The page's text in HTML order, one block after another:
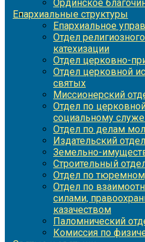
Ординское
Епархиальные структуры
Епархиальное
Отдел
катехизации
Отдел церковно-
Отдел церковной
святых
Миссионерский
Отдел по
социальному
Отдел по делам
Издательский отдел
Земельно-
Строительный
Отдел по
Отдел по
силами,
казачеством
Паломнический
Комиссия по